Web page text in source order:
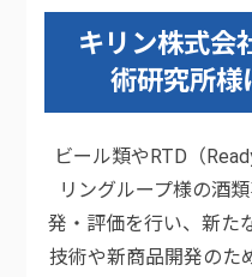
キリン株式会
術研究所様
ビール類やRTD（
リングループ様の酒
発・評価を行い、新た
技術や新商品開発のた